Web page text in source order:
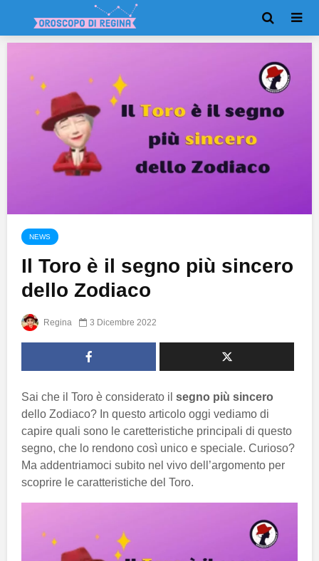
NEWS
Il Toro è il segno più sincero
dello Zodiaco
Regina 3 Dicembre 2022
Sai che il Toro è considerato il segno più sincero
dello Zodiaco? In questo articolo oggi vediamo di
capire quali sono le caretteristiche principali di questo
segno, che lo rendono così unico e speciale. Curioso?
Ma addentriamoci subito nel vivo dell’argomento per
scoprire le caratteristiche del Toro.